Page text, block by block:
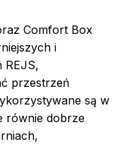
Comfort Box
i
REJS,
przestrzeń
są w
równie dobrze